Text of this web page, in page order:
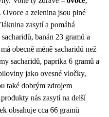
. Ovoce a zelenina jsou plné
zasytí a pomáhá
banán 23 gramů a
obecně méně sacharidů než
sacharidů, paprika 6 gramů a
jako ovesné vločky,
také dobrým zdrojem
nás zasytí na delší
obsahuje cca 66 gramů